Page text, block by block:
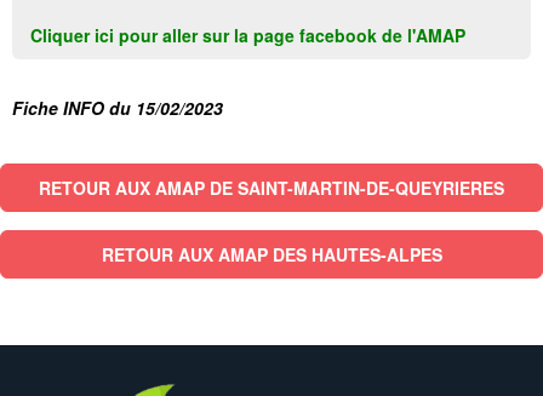
Cliquer ici pour aller sur la page facebook de l'AMAP
Fiche INFO du 15/02/2023
RETOUR AUX AMAP DE SAINT-MARTIN-DE-QUEYRIERES
RETOUR AUX AMAP DES HAUTES-ALPES